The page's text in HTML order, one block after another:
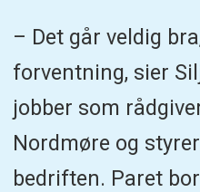
– Det går veldig
forventning, sier
jobber som
Nordmøre og
bedriften. Paret